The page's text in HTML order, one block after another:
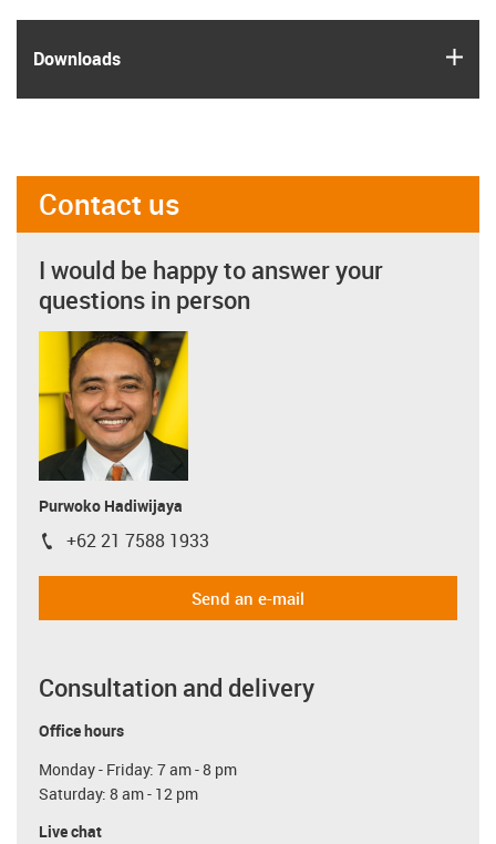
Downloads
Contact us
I would be happy to answer your
questions in person
Purwoko Hadiwijaya
igus-icon-phone
+62 21 7588 1933
Send an e-mail
Consultation and delivery
Office hours
Monday - Friday: 7 am - 8 pm
Saturday: 8 am - 12 pm
Live chat